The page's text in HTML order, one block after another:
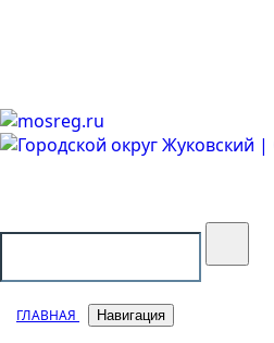
ГЛАВНАЯ Навигация